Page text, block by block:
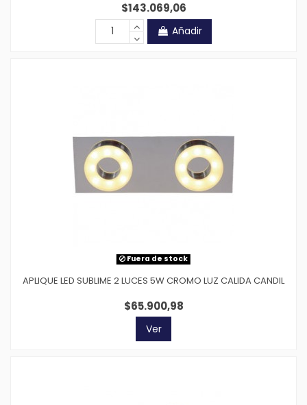
$143.069,06
Añadir
Fuera de stock
APLIQUE LED SUBLIME 2 LUCES 5W CROMO LUZ CALIDA CANDIL
$65.900,98
Ver